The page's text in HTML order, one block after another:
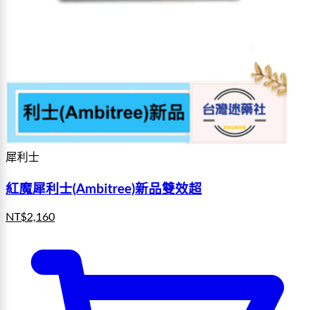
犀利士
紅魔犀利士(Ambitree)新品雙效超
NT$2,160